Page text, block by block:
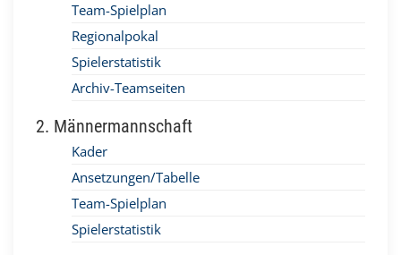
Team-Spielplan
Regionalpokal
Spielerstatistik
Archiv-Teamseiten
2. Männermannschaft
Kader
Ansetzungen/Tabelle
Team-Spielplan
Spielerstatistik